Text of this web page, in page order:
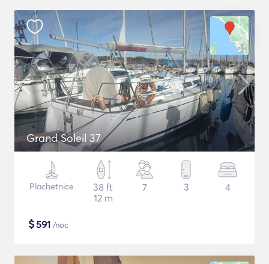
Grand Soleil 37
Plachetnice
38 ft
12 m
7 3 4
$591 /noc